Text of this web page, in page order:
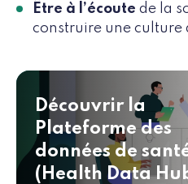
Être à l’écoute de la
construire une culture
Découvrir la
Plateforme des
données de
(Health Data